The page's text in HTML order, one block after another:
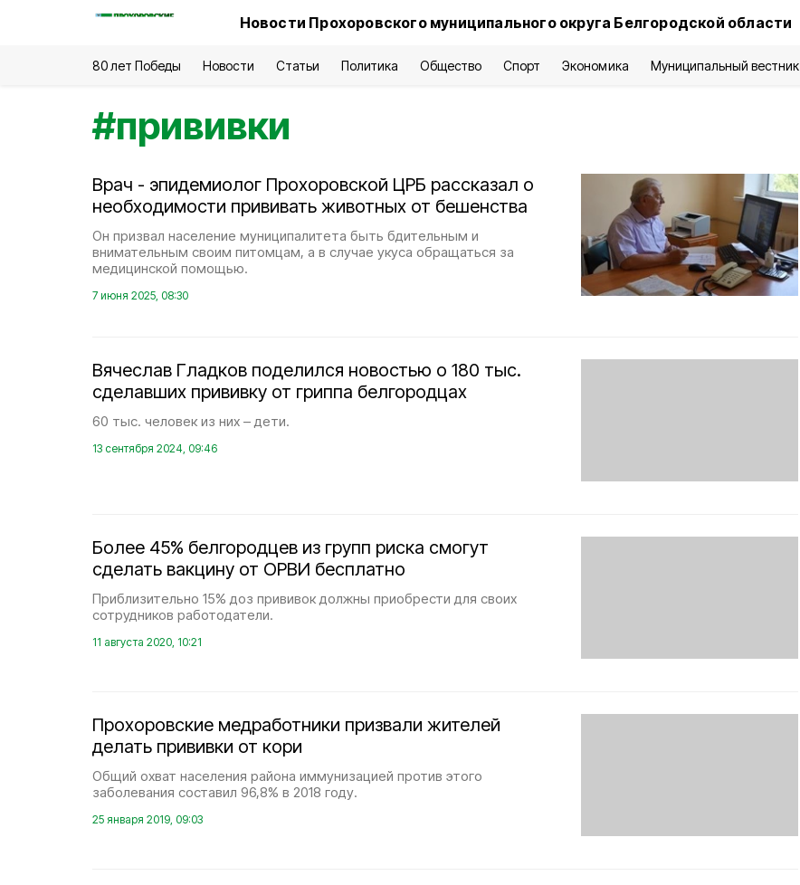
Новости Прохоровского муниципального округа Белгородской области
80 лет Победы Новости Статьи Политика Общество Спорт Экономика Муниципальный вестник
#прививки
Врач - эпидемиолог Прохоровской ЦРБ рассказал о
необходимости прививать животных от бешенства
Он призвал население муниципалитета быть бдительным и
внимательным своим питомцам, а в случае укуса обращаться за
медицинской помощью.
7 июня 2025, 08:30
Вячеслав Гладков поделился новостью о 180 тыс.
сделавших прививку от гриппа белгородцах
60 тыс. человек из них – дети.
13 сентября 2024, 09:46
Более 45% белгородцев из групп риска смогут
сделать вакцину от ОРВИ бесплатно
Приблизительно 15% доз прививок должны приобрести для своих
сотрудников работодатели.
11 августа 2020, 10:21
Прохоровские медработники призвали жителей
делать прививки от кори
Общий охват населения района иммунизацией против этого
заболевания составил 96,8% в 2018 году.
25 января 2019, 09:03